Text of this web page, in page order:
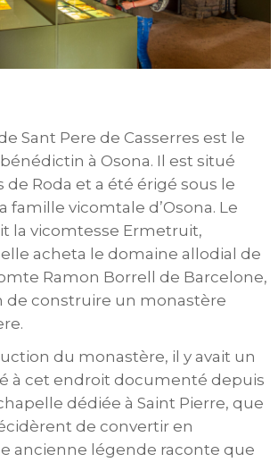
Sant Pere de Casserres est le
à Osona. Il est situé
de Roda et a été érigé sous le
famille vicomtale d’Osona. Le
la vicomtesse Ermetruit,
elle acheta le domaine allodial de
Ramon Borrell de Barcelone,
de construire un monastère
du monastère, il y avait un
à cet endroit documenté depuis
dédiée à Saint Pierre, que
de convertir en
ancienne légende raconte que